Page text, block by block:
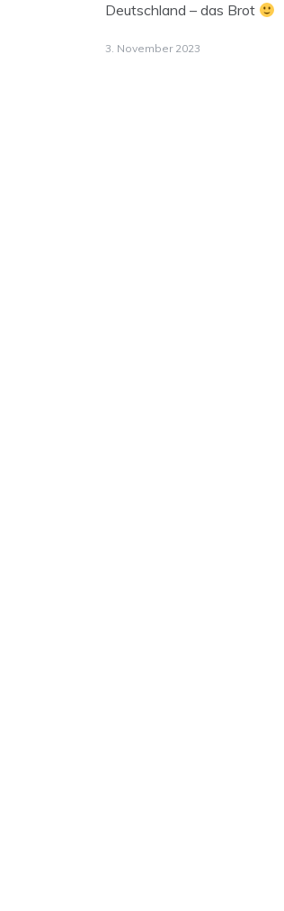
Deutschland – das Brot
3. November 2023